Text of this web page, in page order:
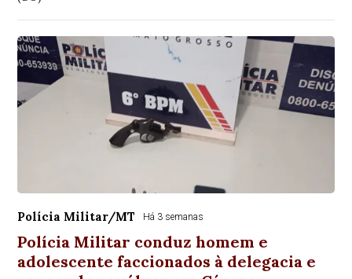
Polícia Militar/MT Há 3 semanas
Polícia Militar conduz homem e
adolescente faccionados à delegacia e